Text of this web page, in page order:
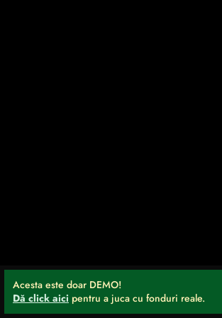
Acesta este doar DEMO!
Dă click aici pentru a juca cu fonduri reale.